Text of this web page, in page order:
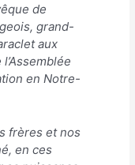
de
grand-
aux
en Notre-
frères et nos
en ces